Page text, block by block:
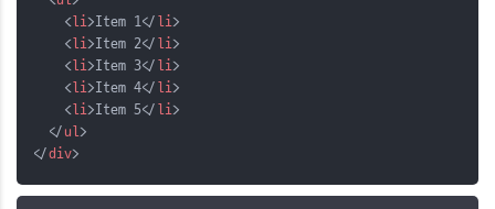
    <
li>Item 1</ li>
    <
li>Item 2</ li>
    <
li>Item 3</ li>
    <
li>Item 4</ li>
    <
li>Item 5</ li>
  </
ul>
</div>